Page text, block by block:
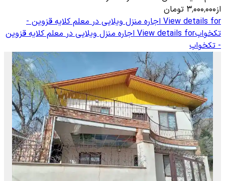
از۳٬۰۰۰٬۰۰۰ تومان
View details for اجاره منزل ویلایی در معلم کلایه قزوین -
تکخوابView details for اجاره منزل ویلایی در معلم کلایه قزوین
- تکخواب